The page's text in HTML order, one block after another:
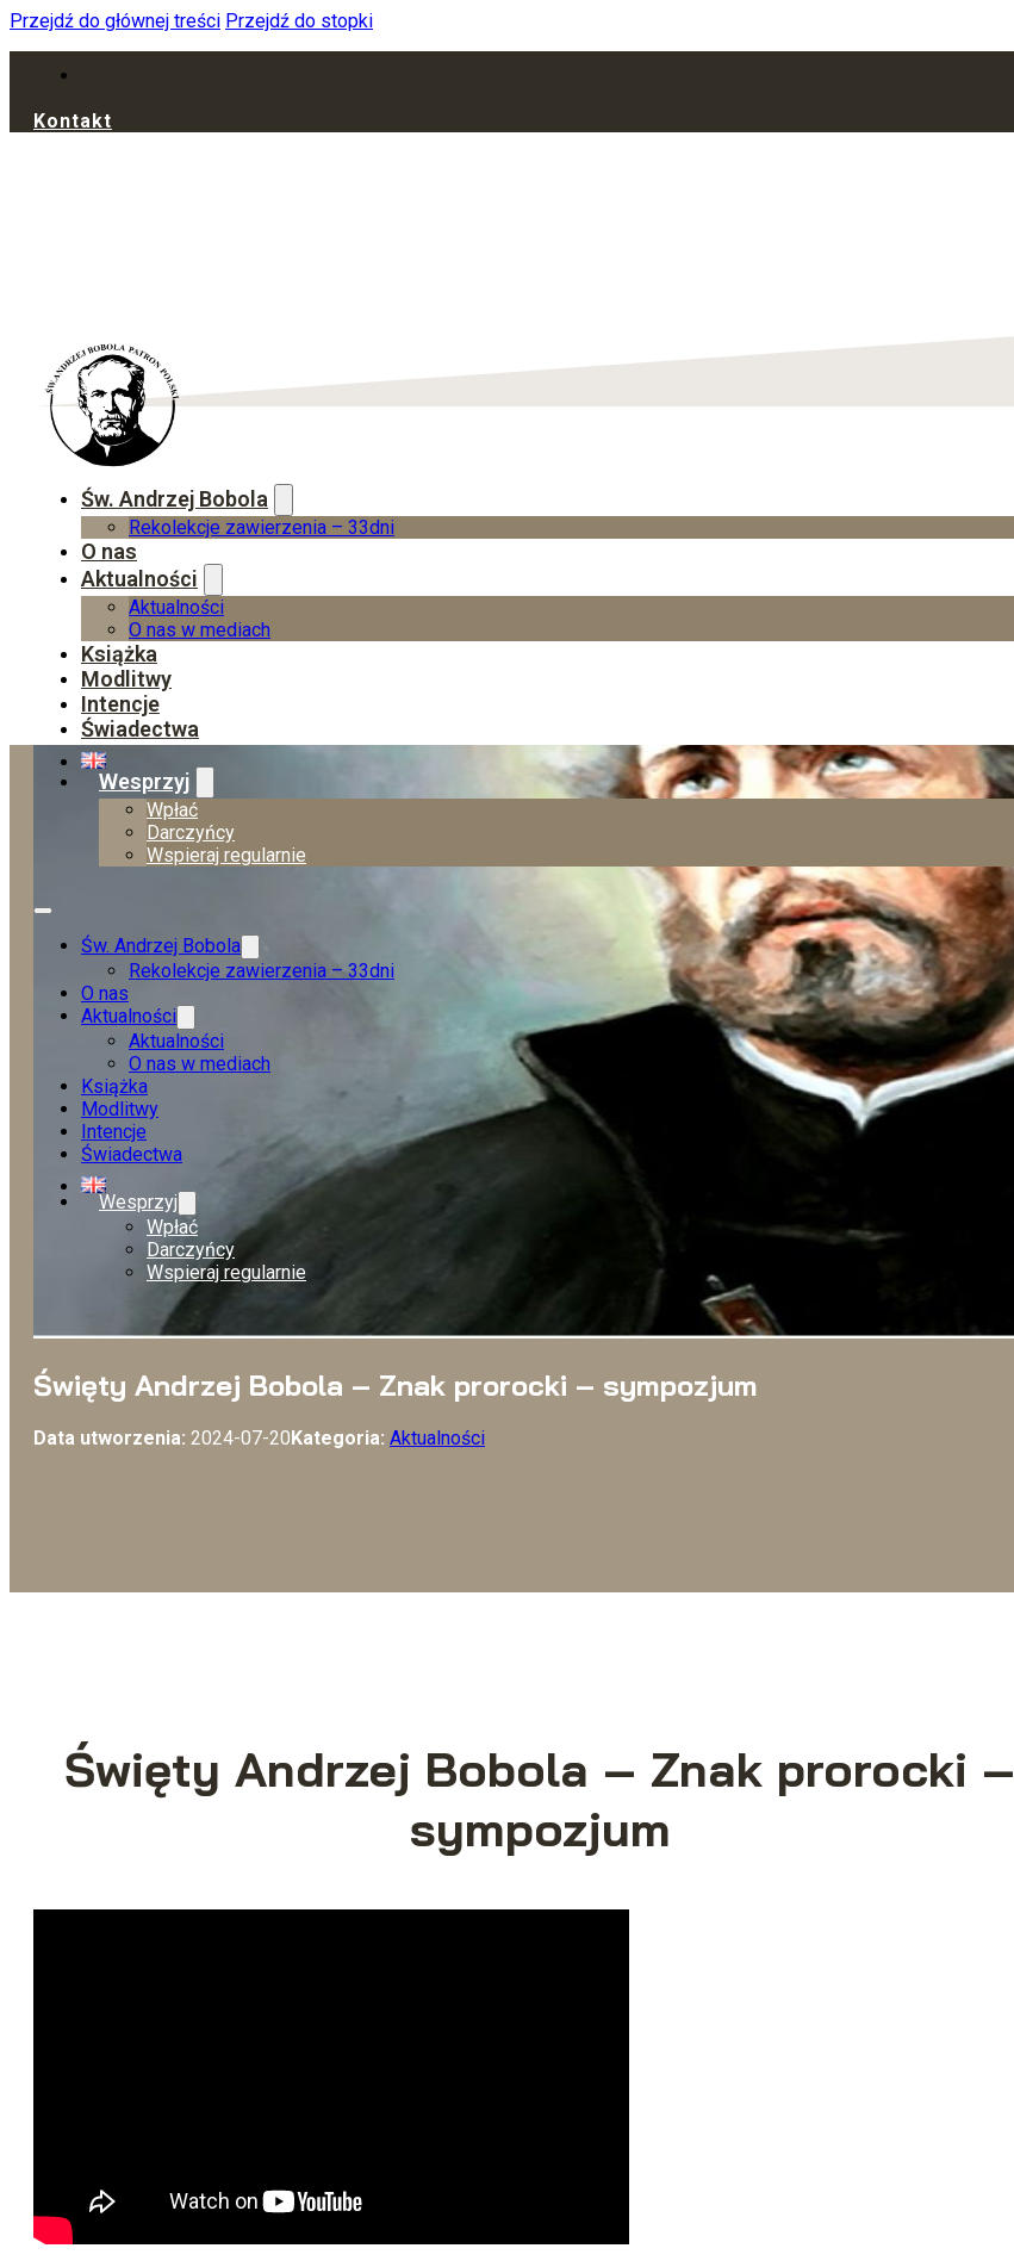
Przejdź do głównej treści Przejdź do stopki
Kontakt
Św. Andrzej Bobola
Rekolekcje zawierzenia – 33dni
O nas
Aktualności
Aktualności
O nas w mediach
Książka
Modlitwy
Intencje
Świadectwa
Wesprzyj
Wpłać
Darczyńcy
Wspieraj regularnie
Św. Andrzej Bobola
Rekolekcje zawierzenia – 33dni
O nas
Aktualności
Aktualności
O nas w mediach
Książka
Modlitwy
Intencje
Świadectwa
Wesprzyj
Wpłać
Darczyńcy
Wspieraj regularnie
Święty Andrzej Bobola – Znak prorocki – sympozjum
Data utworzenia: 2024-07-20Kategoria: Aktualności
Święty Andrzej Bobola – Znak prorocki –
sympozjum